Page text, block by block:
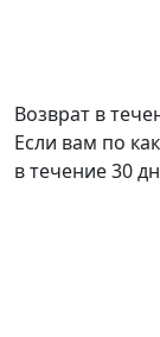
Возврат в
Если вам по
в течение 30